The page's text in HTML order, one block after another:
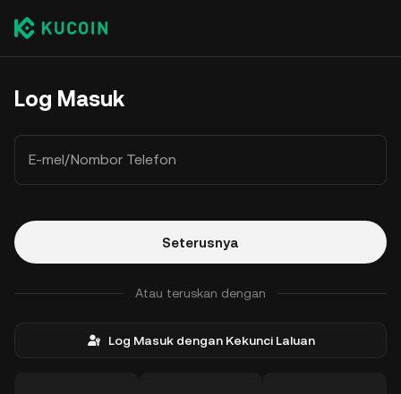
Log Masuk
E-mel/Nombor Telefon
Seterusnya
Atau teruskan dengan
Log Masuk dengan Kekunci Laluan